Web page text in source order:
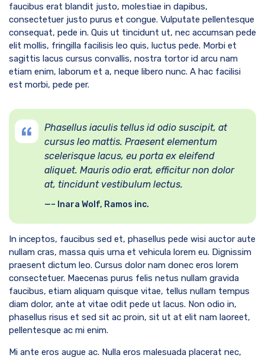
faucibus erat blandit justo, molestiae in dapibus,
consectetuer justo purus et congue. Vulputate pellentesque
consequat, pede in. Quis ut tincidunt ut, nec accumsan pede
elit mollis, fringilla facilisis leo quis, luctus pede. Morbi et
sagittis lacus cursus convallis, nostra tortor id arcu nam
etiam enim, laborum et a, neque libero nunc. A hac facilisi
est morbi, pede per.
Phasellus iaculis tellus id odio suscipit, at
cursus leo mattis. Praesent elementum
scelerisque lacus, eu porta ex eleifend
aliquet. Mauris odio erat, efficitur non dolor
at, tincidunt vestibulum lectus.
– Inara Wolf, Ramos inc.
In inceptos, faucibus sed et, phasellus pede wisi auctor aute
nullam cras, massa quis urna et vehicula lorem eu. Dignissim
praesent dictum leo. Cursus dolor nam donec eros lorem
consectetuer. Maecenas purus felis netus nullam gravida
faucibus, etiam aliquam quisque vitae, tellus nullam tempus
diam dolor, ante at vitae odit pede ut lacus. Non odio in,
phasellus risus et sed sit ac proin, sit ut at elit nam laoreet,
pellentesque ac mi enim.
Mi ante eros augue ac. Nulla eros malesuada placerat nec,